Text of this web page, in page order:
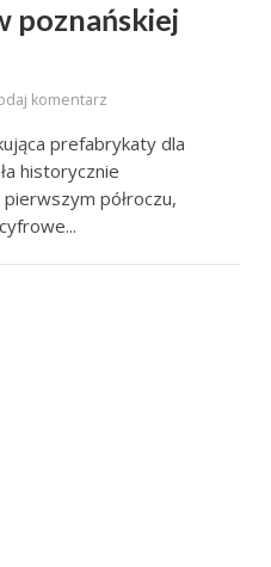
poznańskiej
komentarz
prefabrykaty dla
historycznie
półroczu,